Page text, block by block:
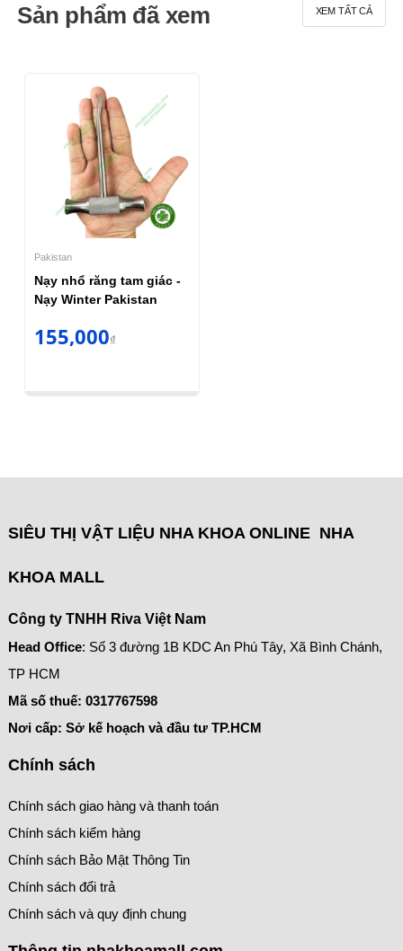
Sản phẩm đã xem XEM TẤT CẢ
Pakistan
Nạy nhổ răng tam giác -
Nạy Winter Pakistan
155,000₫
SIÊU THỊ VẬT LIỆU NHA KHOA ONLINE NHA
KHOA MALL
Công ty TNHH Riva Việt Nam
Head Office: Số 3 đường 1B KDC An Phú Tây, Xã Bình Chánh,
TP HCM
Mã số thuế: 0317767598
Nơi cấp: Sở kế hoạch và đầu tư TP.HCM
Chính sách
Chính sách giao hàng và thanh toán
Chính sách kiểm hàng
Chính sách Bảo Mật Thông Tin
Chính sách đổi trả
Chính sách và quy định chung